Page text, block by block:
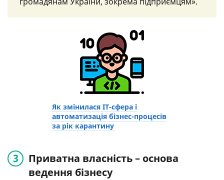
Як змінилася IT-сфера і
автоматизація бізнес-процесів
за рік карантину
Приватна власність – основа
ведення бізнесу